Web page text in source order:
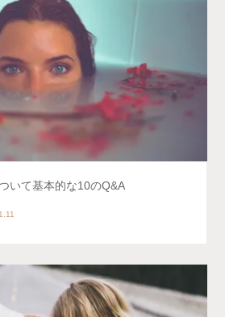
いて基本的な10のQ&A